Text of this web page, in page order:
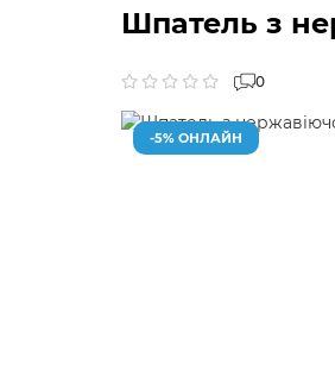
Шпатель з
0
-5% ОНЛАЙН